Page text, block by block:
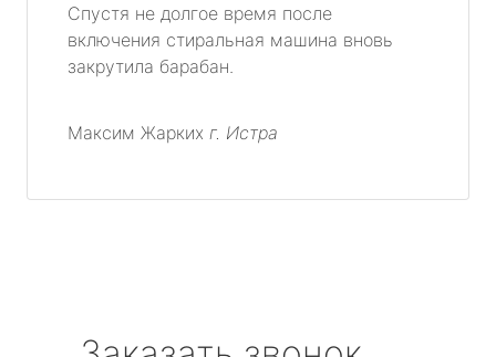
Спустя не долгое время после
включения стиральная машина вновь
закрутила барабан.
Максим Жарких г. Истра